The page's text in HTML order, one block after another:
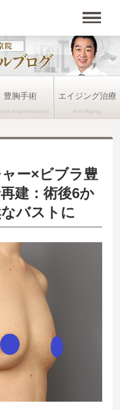
豊胸手術 エイジング治療
ー×ビブラ豊
建：術後6か
バストに